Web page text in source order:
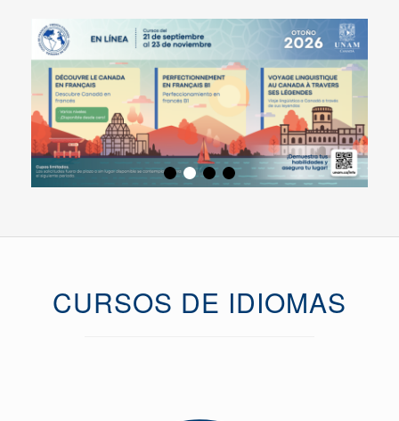
CURSOS DE IDIOMAS